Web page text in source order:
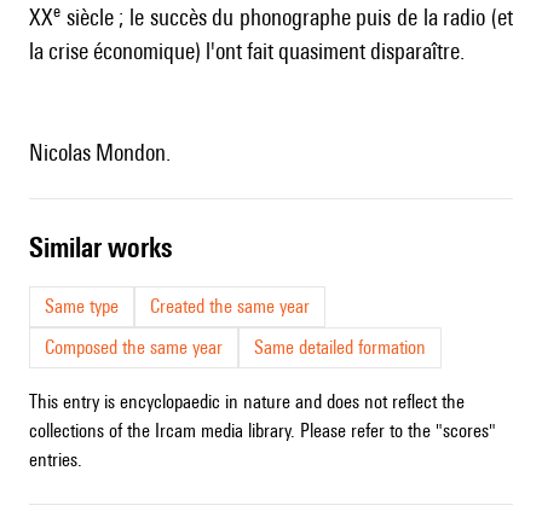
XXe siècle ; le succès du phonographe puis de la radio (et
la crise économique) l'ont fait quasiment disparaître.
Nicolas Mondon.
similar works
Same type
Created the same year
Composed the same year
Same detailed formation
This entry is encyclopaedic in nature and does not reflect the
collections of the Ircam media library. Please refer to the "scores"
entries.